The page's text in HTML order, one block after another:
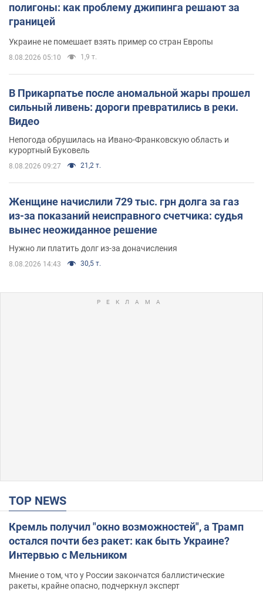
полигоны: как проблему джипинга решают за
границей
Украине не помешает взять пример со стран Европы
8.08.2026 05:10 1,9 т.
В Прикарпатье после аномальной жары прошел
сильный ливень: дороги превратились в реки.
Видео
Непогода обрушилась на Ивано-Франковскую область и
курортный Буковель
8.08.2026 09:27 21,2 т.
Женщине начислили 729 тыс. грн долга за газ
из-за показаний неисправного счетчика: судья
вынес неожиданное решение
Нужно ли платить долг из-за доначисления
8.08.2026 14:43 30,5 т.
TOP NEWS
Кремль получил "окно возможностей", а Трамп
остался почти без ракет: как быть Украине?
Интервью с Мельником
Мнение о том, что у России закончатся баллистические
ракеты, крайне опасно, подчеркнул эксперт